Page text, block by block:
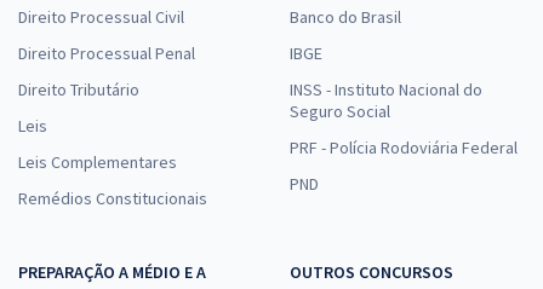
Direito Processual Civil
Direito Processual Penal
Direito Tributário
Leis
Leis Complementares
Remédios Constitucionais
Banco do Brasil
IBGE
INSS - Instituto Nacional do
Seguro Social
PRF - Polícia Rodoviária Federal
PND
PREPARAÇÃO A MÉDIO E A
OUTROS CONCURSOS